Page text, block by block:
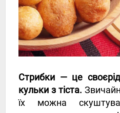
Стрибки — це
кульки з тіста.
їх можна